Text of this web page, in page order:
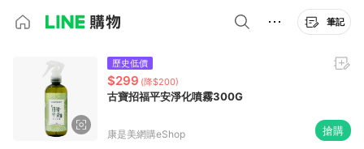
筆記
歷史低價
$299 (降$200)
古寶招福平安淨化噴霧300G
康是美網購eShop 搶購